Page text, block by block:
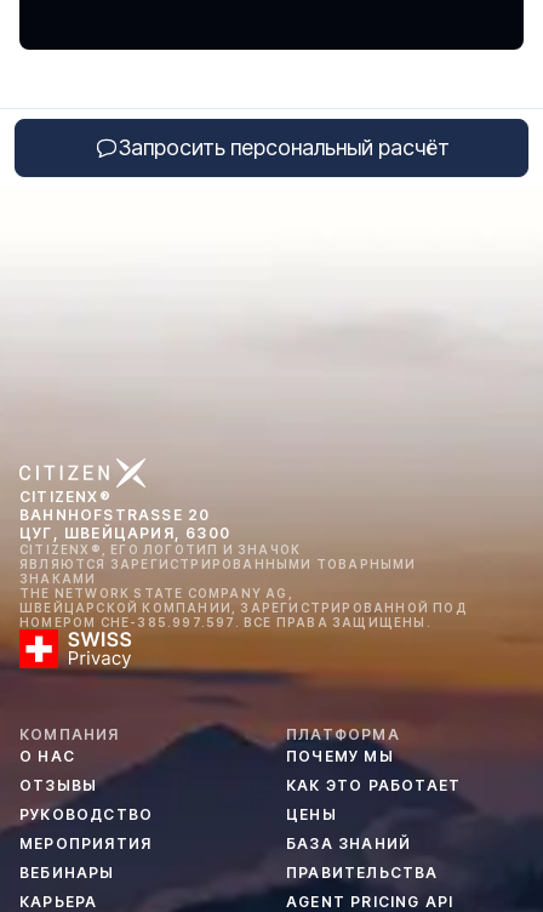
Запросить персональный расчёт
CITIZENX®
BAHNHOFSTRASSE 20
ЦУГ, ШВЕЙЦАРИЯ, 6300
CITIZENX®, ЕГО ЛОГОТИП И ЗНАЧОК
ЯВЛЯЮТСЯ ЗАРЕГИСТРИРОВАННЫМИ ТОВАРНЫМИ
ЗНАКАМИ
THE NETWORK STATE COMPANY AG,
ШВЕЙЦАРСКОЙ КОМПАНИИ, ЗАРЕГИСТРИРОВАННОЙ ПОД
НОМЕРОМ CHE-385.997.597. ВСЕ ПРАВА ЗАЩИЩЕНЫ.
КОМПАНИЯ
О НАС
ОТЗЫВЫ
РУКОВОДСТВО
МЕРОПРИЯТИЯ
ВЕБИНАРЫ
КАРЬЕРА
ПЛАТФОРМА
ПОЧЕМУ МЫ
КАК ЭТО РАБОТАЕТ
ЦЕНЫ
БАЗА ЗНАНИЙ
ПРАВИТЕЛЬСТВА
AGENT PRICING API